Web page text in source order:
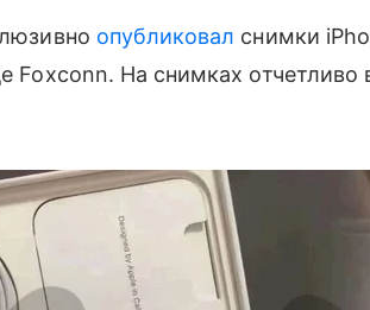
опубликовал снимки
Foxconn. На снимках отчетливо